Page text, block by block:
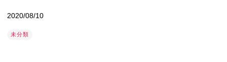
2020/08/10
未分類